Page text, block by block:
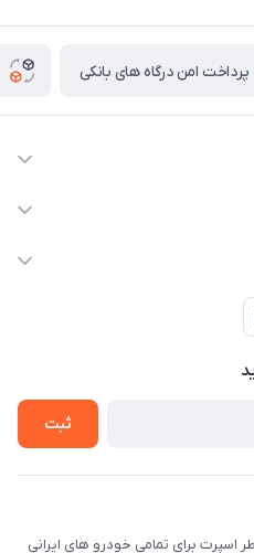
پرداخت امن درگاه های بانکی
ثبت
اسپرت برای تمامی خودرو های ایرانی